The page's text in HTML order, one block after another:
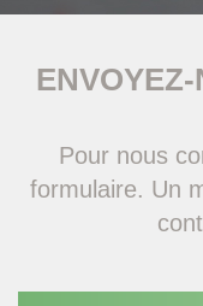
Pour nous
formulaire. Un